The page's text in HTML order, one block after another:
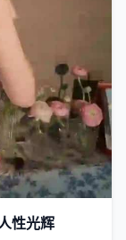
性光辉